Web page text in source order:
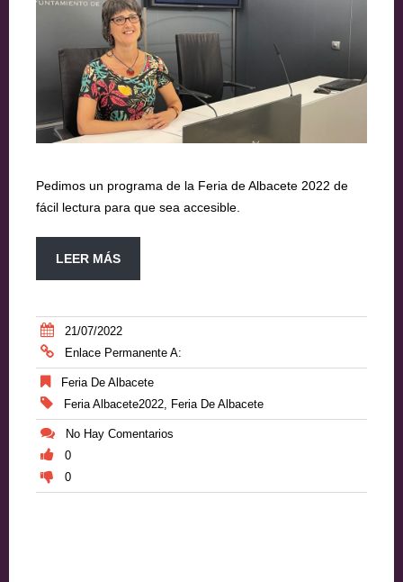
Pedimos un programa de la Feria de Albacete 2022 de
fácil lectura para que sea accesible.
LEER MÁS
21/07/2022
Enlace Permanente A:
Feria De Albacete
Feria Albacete2022 Feria De Albacete
No Hay Comentarios
0
0